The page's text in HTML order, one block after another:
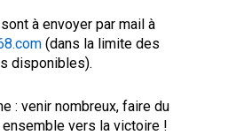
à envoyer par mail à
(dans la limite des
disponibles).
: venir nombreux, faire du
vers la victoire !